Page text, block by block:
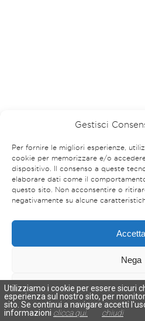
Gestisci
Per fornire le migliori esperienze,
cookie per memorizzare e/o
dispositivo. Il consenso a queste
elaborare dati come il
questo sito. Non acconsentire o
negativamente su alcune
Accetta
Nega
Visualizza le
Cookies Policy
Utilizziamo i cookie per essere sicuri
esperienza sul nostro sito, per
sito. Se continui a navigare accetti
informazioni clicca qui. chiudi